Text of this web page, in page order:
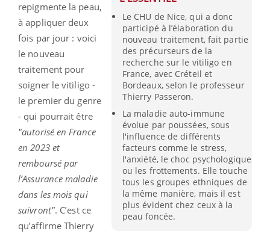
Le CHU de Nice, qui a donc
participé à l’élaboration du
nouveau traitement, fait partie
des précurseurs de la
recherche sur le vitiligo en
France, avec Créteil et
Bordeaux, selon le professeur
Thierry Passeron.
La maladie auto-immune
évolue par poussées, sous
l'influence de différents
facteurs comme le stress,
l'anxiété, le choc psychologique
ou les frottements. Elle touche
tous les groupes ethniques de
la même manière, mais il est
plus évident chez ceux à la
peau foncée.
repigmente la peau,
à appliquer deux
fois par jour : voici
le nouveau
traitement pour
soigner le vitiligo -
le premier du genre
- qui pourrait être
"autorisé en France
en 2023 et
remboursé par
l’Assurance maladie
dans les mois qui
suivront". C’est ce
qu’affirme Thierry